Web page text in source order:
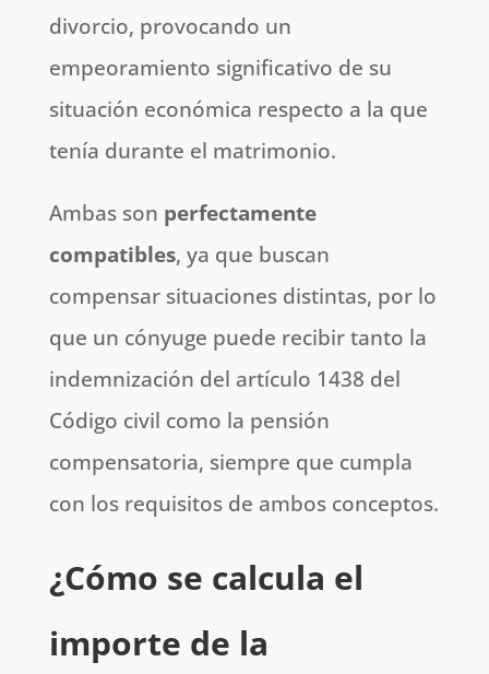
divorcio, provocando un
empeoramiento significativo de su
situación económica respecto a la que
tenía durante el matrimonio.
Ambas son perfectamente
compatibles, ya que buscan
compensar situaciones distintas, por lo
que un cónyuge puede recibir tanto la
indemnización del artículo 1438 del
Código civil como la pensión
compensatoria, siempre que cumpla
con los requisitos de ambos conceptos.
¿Cómo se calcula el
importe de la